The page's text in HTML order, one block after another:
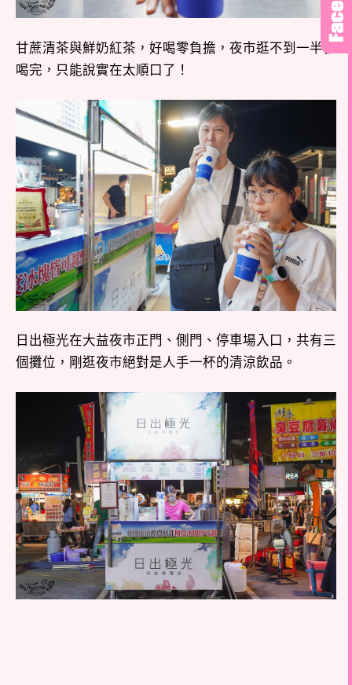
甘蔗清茶與鮮奶紅茶，好喝零負擔，夜市逛不到一半就
喝完，只能說實在太順口了！
日出極光在大益夜市正門、側門、停車場入口，共有三
個攤位，剛逛夜市絕對是人手一杯的清涼飲品。